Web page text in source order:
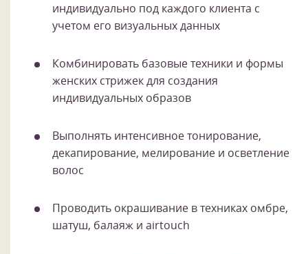
индивидуально под каждого клиента с
учетом его визуальных данных
Комбинировать базовые техники и формы
женских стрижек для создания
индивидуальных образов
Выполнять интенсивное тонирование,
декапирование, мелирование и осветление
волос
Проводить окрашивание в техниках омбре,
шатуш, балаяж и airtouch